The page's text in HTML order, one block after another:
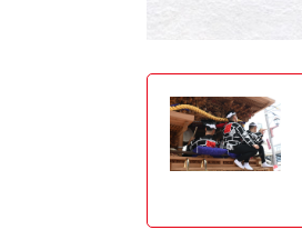
道路・河川・交通